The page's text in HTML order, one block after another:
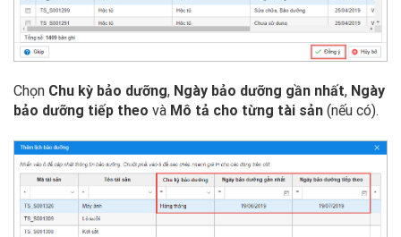
Chọn Chu kỳ bảo dưỡng, Ngày bảo dưỡng gần nhất, Ngày
bảo dưỡng tiếp theo và Mô tả cho từng tài sản (nếu có).